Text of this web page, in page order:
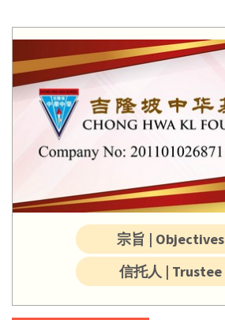
宗旨 | Objectives
信托人 | Trustee